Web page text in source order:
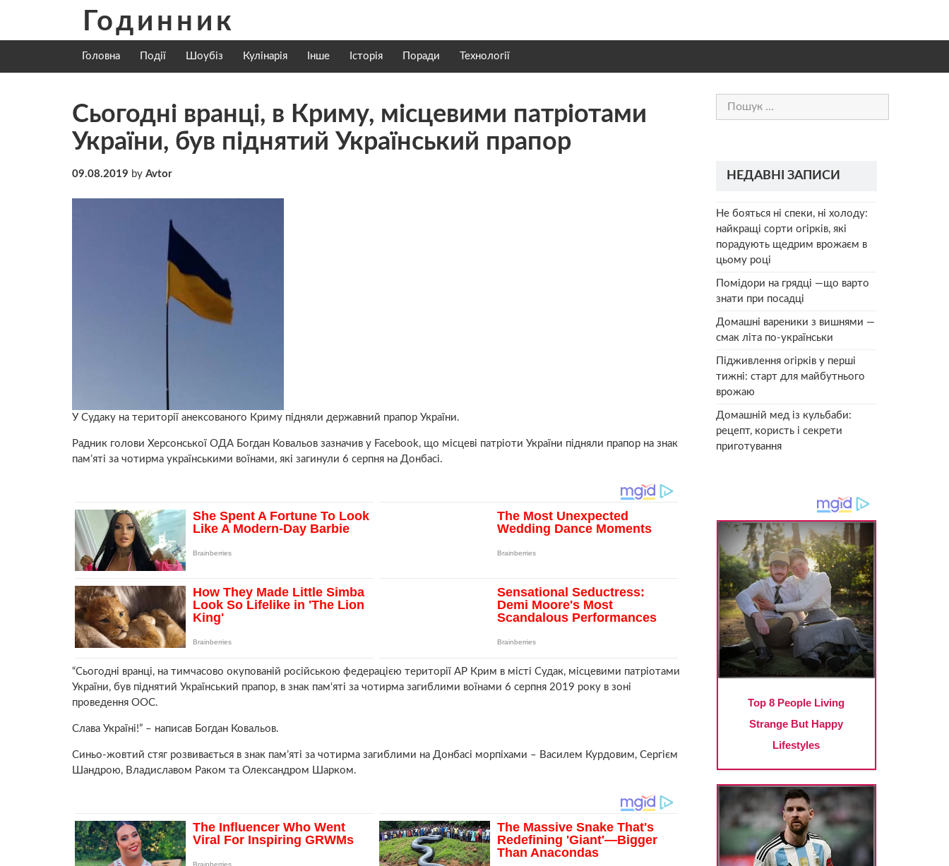
content
Годинник
Головна Події Шоубіз Кулінарія Інше Історія Поради Технології
Сьогодні вранці, в Криму, місцевими патріотами
України, був піднятий Український прапор
09.08.2019 by Avtor
У Судаку на території анексованого Криму підняли державний прапор України.
Радник голови Херсонської ОДА Богдан Ковальов зазначив у Facebook, що місцеві патріоти України підняли прапор на знак
пам’яті за чотирма українськими воїнами, які загинули 6 серпня на Донбасі.
“Сьогодні вранці, на тимчасово окупованій російською федерацією території АР Крим в місті Судак, місцевими патріотами
України, був піднятий Український прапор, в знак пам‘яті за чотирма загиблими воїнами 6 серпня 2019 року в зоні
проведення ООС.
Слава Україні!” – написав Богдан Ковальов.
Синьо-жовтий стяг розвивається в знак пам’яті за чотирма загиблими на Донбасі морпіхами – Василем Курдовим, Сергієм
Шандрою, Владиславом Раком та Олександром Шарком.
Пошук:
НЕДАВНІ ЗАПИСИ
Не бояться ні спеки, ні холоду:
найкращі сорти огірків, які
порадують щедрим врожаєм в
цьому році
Помідори на грядці —що варто
знати при посадці
Домашні вареники з вишнями —
смак літа по-українськи
Підживлення огірків у перші
тижні: старт для майбутнього
врожаю
Домашній мед із кульбаби:
рецепт, користь і секрети
приготування